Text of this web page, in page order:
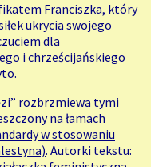
Franciszka, który
ukrycia swojego
dla
i chrześcijańskiego
rozbrzmiewa tymi
na łamach
w stosowaniu
. Autorki tekstu: